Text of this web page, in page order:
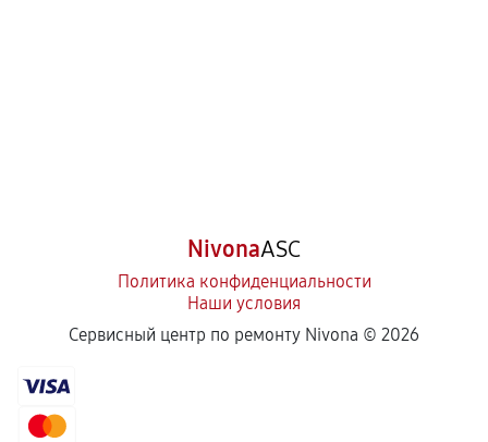
NivonaASC
Политика конфиденциальности
Наши условия
Сервисный центр по ремонту Nivona © 2026